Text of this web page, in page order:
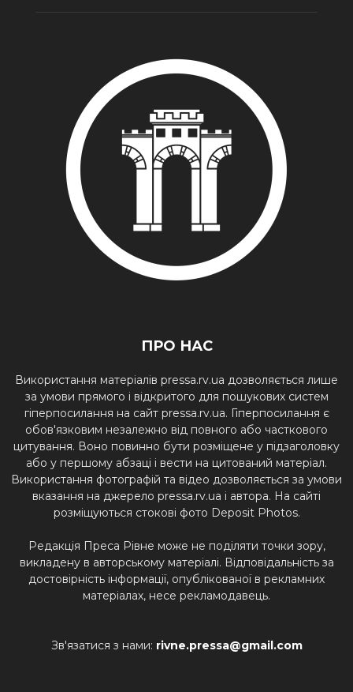
ПРО НАС
Використання матеріалів pressa.rv.ua дозволяється лише
за умови прямого і відкритого для пошукових систем
гіперпосилання на сайт pressa.rv.ua. Гіперпосилання є
обов'язковим незалежно від повного або часткового
цитування. Воно повинно бути розміщене у підзаголовку
або у першому абзаці і вести на цитований матеріал.
Використання фотографій та відео дозволяється за умови
вказання на джерело pressa.rv.ua і автора. На сайті
розміщуються стокові фото Deposit Photos.
Редакція Преса Рівне може не поділяти точки зору,
викладену в авторському матеріалі. Відповідальність за
достовірність інформації, опублікованої в рекламних
матеріалах, несе рекламодавець.
Зв'язатися з нами: rivne.pressa@gmail.com